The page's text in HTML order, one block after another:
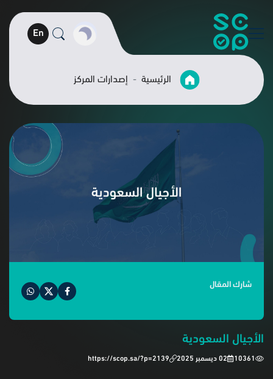
En
الرئيسية إصدارات المركز
شارك المقال
الأجيال السعودية
10361 02 ديسمبر 2025 https://scop.sa/?p=2139